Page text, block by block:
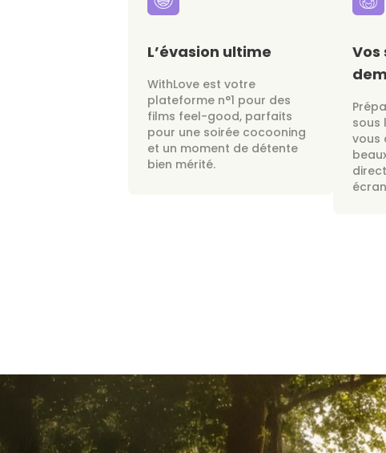
L’évasion ultime
WithLove est votre
plateforme n°1 pour des
films feel-good, parfaits
pour une soirée cocooning
et un moment de détente
bien mérité.
Vos
sous
vous